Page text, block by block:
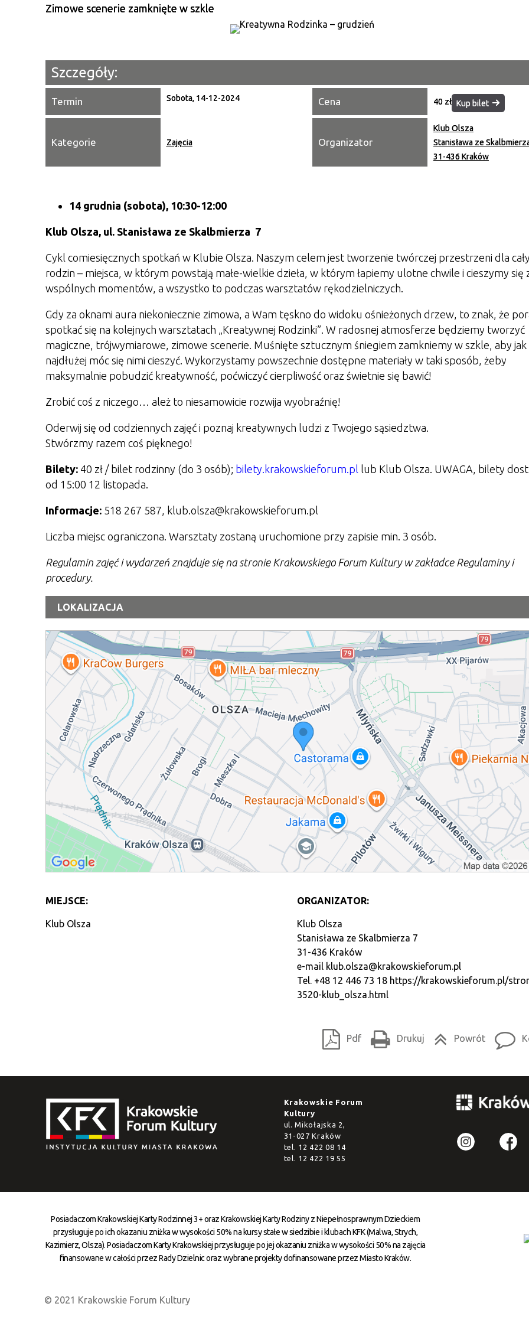
Zimowe scenerie zamknięte w szkle
Szczegóły:
Termin Sobota, 14-12-2024 Cena 40 zł Kup bilet
Kategorie Zajęcia Organizator
Klub Olsza
Stanisława ze
31-436 Kraków
14 grudnia (sobota), 10:30-12:00
Klub Olsza, ul. Stanisława ze Skalbmierza 7
Cykl comiesięcznych spotkań w Klubie Olsza. Naszym celem jest tworzenie twórczej przestrzeni dla
rodzin – miejsca, w którym powstają małe-wielkie dzieła, w którym łapiemy ulotne chwile i cieszymy się
wspólnych momentów, a wszystko to podczas warsztatów rękodzielniczych.
Gdy za oknami aura niekoniecznie zimowa, a Wam tęskno do widoku ośnieżonych drzew, to znak, że
spotkać się na kolejnych warsztatach „Kreatywnej Rodzinki”. W radosnej atmosferze będziemy tworzyć
magiczne, trójwymiarowe, zimowe scenerie. Muśnięte sztucznym śniegiem zamkniemy w szkle, aby jak
najdłużej móc się nimi cieszyć. Wykorzystamy powszechnie dostępne materiały w taki sposób, żeby
maksymalnie pobudzić kreatywność, poćwiczyć cierpliwość oraz świetnie się bawić!
Zrobić coś z niczego… ależ to niesamowicie rozwija wyobraźnię!
Oderwij się od codziennych zajęć i poznaj kreatywnych ludzi z Twojego sąsiedztwa.
Stwórzmy razem coś pięknego!
Bilety:40 zł / bilet rodzinny (do 3 osób); bilety.krakowskieforum.pl lub Klub Olsza. UWAGA, bilety
od 15:00 12 listopada.
Informacje:518 267 587, klub.olsza@krakowskieforum.pl
Liczba miejsc ograniczona. Warsztaty zostaną uruchomione przy zapisie min. 3 osób.
Regulamin zajęć i wydarzeń znajduje się na stronie Krakowskiego Forum Kultury w zakładce Regulaminy i
procedury.
LOKALIZACJA
MIEJSCE:
Klub Olsza
ORGANIZATOR:
Klub Olsza
Stanisława ze Skalbmierza 7
31-436 Kraków
e-mail klub.olsza@krakowskieforum.pl
Tel. +48 12 446 73 18 https://krakowskieforum.pl/
3520-klub_olsza.html
Pdf Drukuj Powrót
Krakowskie Forum
Kultury
ul. Mikołajska 2,
31-027 Kraków
tel. 12 422 08 14
tel. 12 422 19 55
Posiadaczom Krakowskiej Karty Rodzinnej 3+ oraz Krakowskiej Karty Rodziny z Niepełnosprawnym Dzieckiem
przysługuje po ich okazaniu zniżka w wysokości 50% na kursy stałe w siedzibie i klubach KFK (Malwa, Strych,
Kazimierz, Olsza). Posiadaczom Karty Krakowskiej przysługuje po jej okazaniu zniżka w wysokości 50% na zajęcia
finansowane w całości przez Rady Dzielnic oraz wybrane projekty dofinansowane przez Miasto Kraków.
© 2021 Krakowskie Forum Kultury